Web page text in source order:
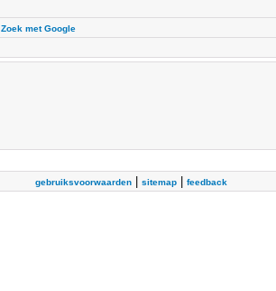
Zoek met Google
gebruiksvoorwaarden| sitemap| feedback